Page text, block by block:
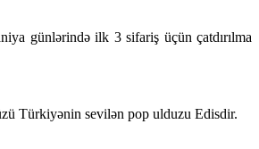
günlərində ilk 3 sifariş üçün çatdırılma
Türkiyənin sevilən pop ulduzu Edisdir.